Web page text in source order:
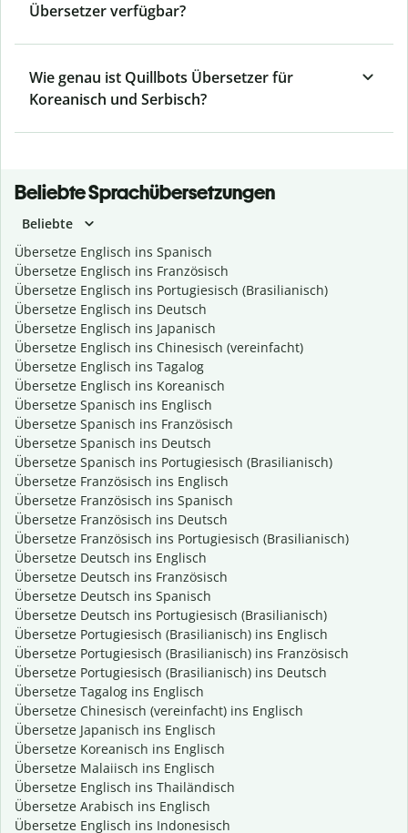
Übersetzer verfügbar?
Wie genau ist Quillbots Übersetzer für
Koreanisch und Serbisch?
Beliebte Sprachübersetzungen
Beliebte
Übersetze Englisch ins Spanisch
Übersetze Englisch ins Französisch
Übersetze Englisch ins Portugiesisch (Brasilianisch)
Übersetze Englisch ins Deutsch
Übersetze Englisch ins Japanisch
Übersetze Englisch ins Chinesisch (vereinfacht)
Übersetze Englisch ins Tagalog
Übersetze Englisch ins Koreanisch
Übersetze Spanisch ins Englisch
Übersetze Spanisch ins Französisch
Übersetze Spanisch ins Deutsch
Übersetze Spanisch ins Portugiesisch (Brasilianisch)
Übersetze Französisch ins Englisch
Übersetze Französisch ins Spanisch
Übersetze Französisch ins Deutsch
Übersetze Französisch ins Portugiesisch (Brasilianisch)
Übersetze Deutsch ins Englisch
Übersetze Deutsch ins Französisch
Übersetze Deutsch ins Spanisch
Übersetze Deutsch ins Portugiesisch (Brasilianisch)
Übersetze Portugiesisch (Brasilianisch) ins Englisch
Übersetze Portugiesisch (Brasilianisch) ins Französisch
Übersetze Portugiesisch (Brasilianisch) ins Deutsch
Übersetze Tagalog ins Englisch
Übersetze Chinesisch (vereinfacht) ins Englisch
Übersetze Japanisch ins Englisch
Übersetze Koreanisch ins Englisch
Übersetze Malaiisch ins Englisch
Übersetze Englisch ins Thailändisch
Übersetze Arabisch ins Englisch
Übersetze Englisch ins Indonesisch